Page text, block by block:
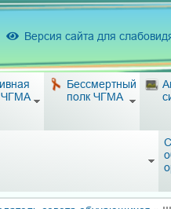
Версия сайта для
ЧГМА
Бессмертный
полк ЧГМА